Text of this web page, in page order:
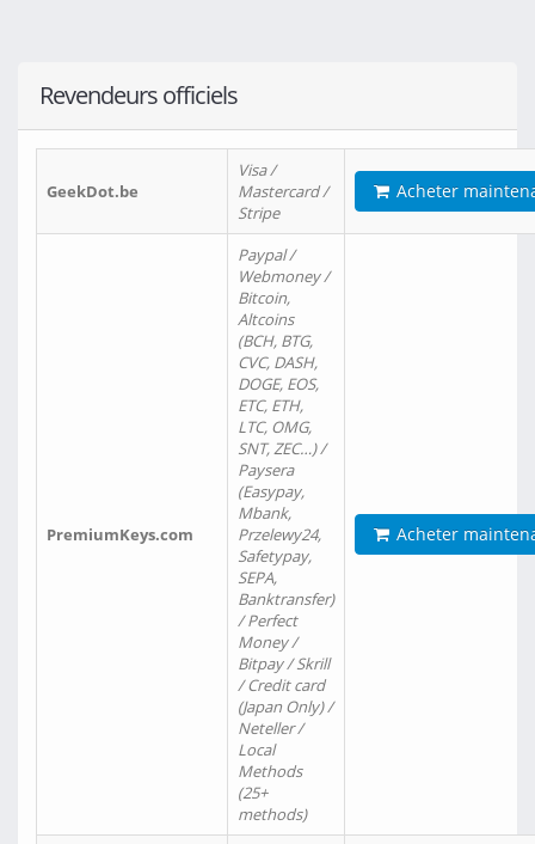
Revendeurs officiels
GeekDot.be
Visa /
Mastercard /
Stripe
Acheter
PremiumKeys.com
Paypal /
Webmoney /
Bitcoin,
Altcoins
(BCH, BTG,
CVC, DASH,
DOGE, EOS,
ETC, ETH,
LTC, OMG,
SNT, ZEC…) /
Paysera
(Easypay,
Mbank,
Przelewy24,
Safetypay,
SEPA,
Banktransfer)
/ Perfect
Money /
Bitpay / Skrill
/ Credit card
(Japan Only) /
Neteller /
Local
Methods
(25+
methods)
Acheter